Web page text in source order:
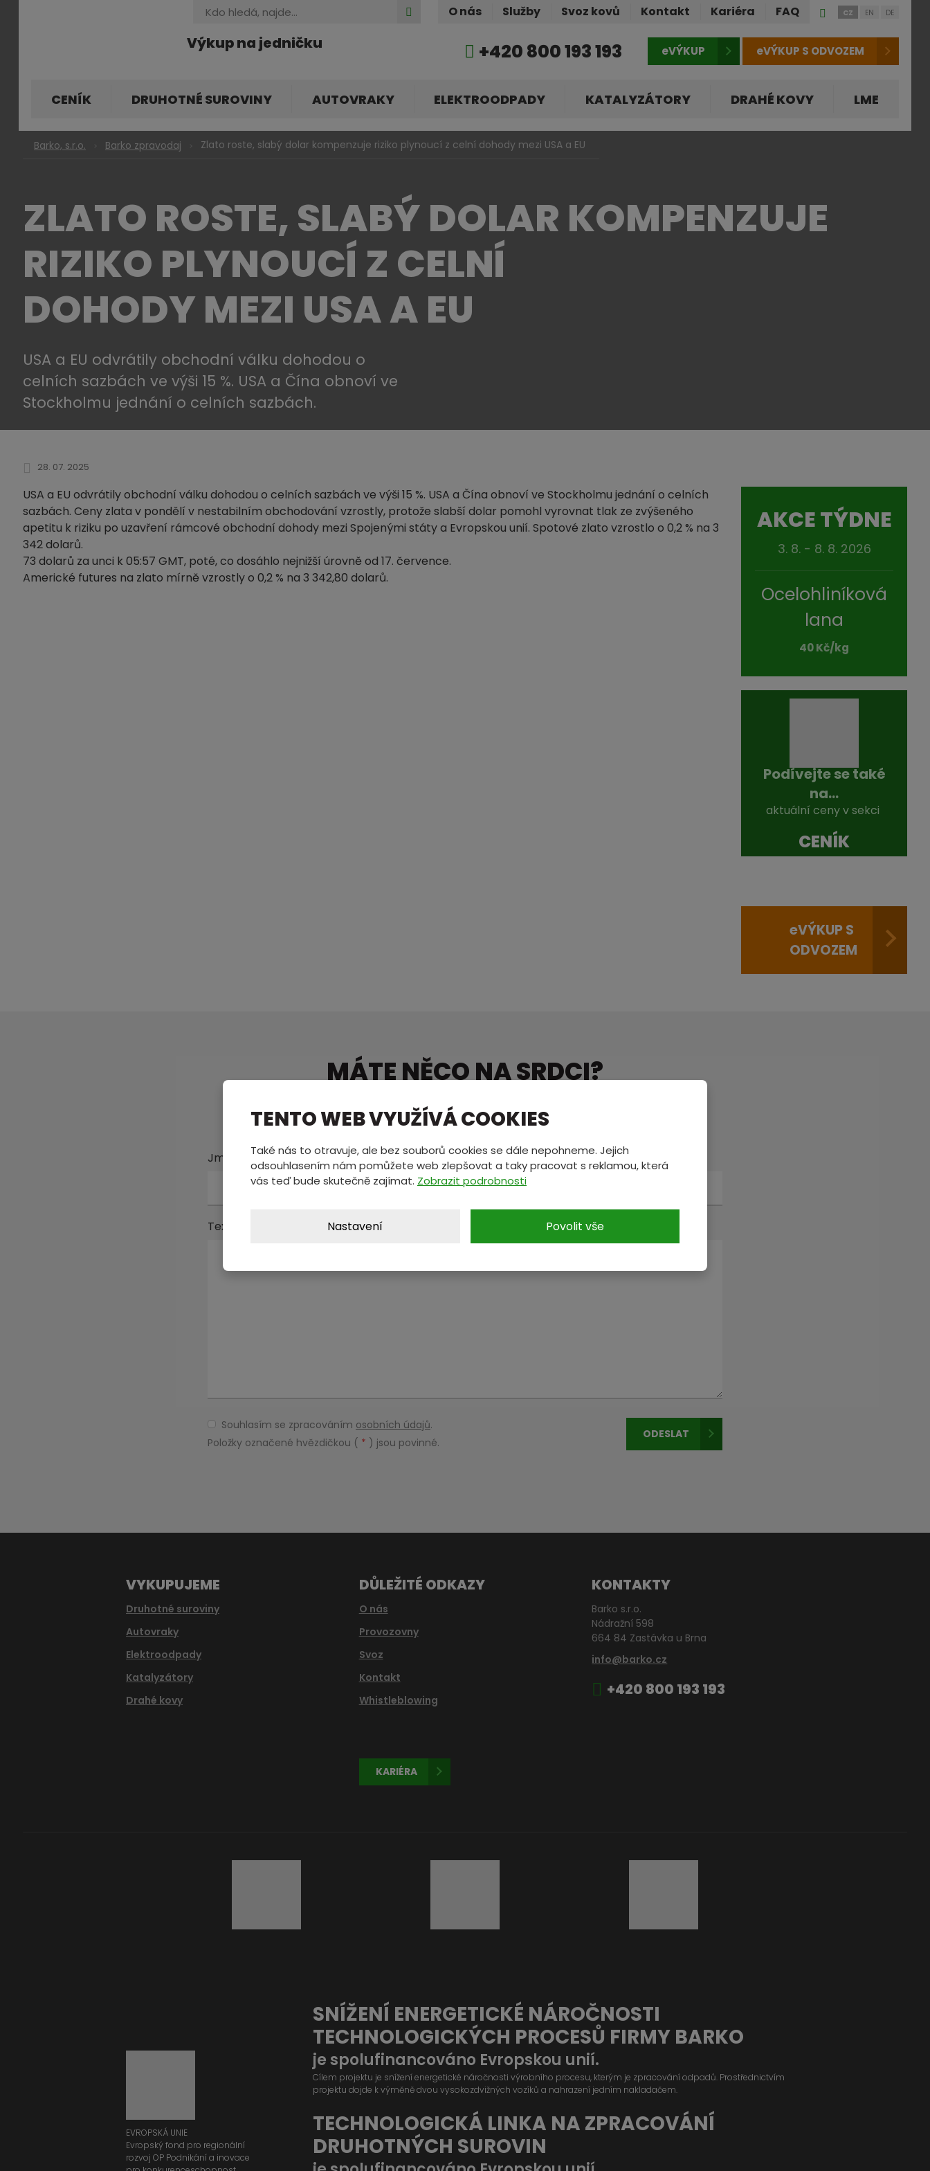
Výkup na jedničku +420 800 193 193
Vyhledávání Hledat O nás Služby Svoz kovů Kontakt Kariéra FAQ
eVÝKUP eVÝKUP S ODVOZEM
Přihlášení
klienstké
CZ EN DE
CENÍK DRUHOTNÉ SUROVINY AUTOVRAKY ELEKTROODPADY KATALYZÁTORY DRAHÉ KOVY LME
Barko, s.r.o. Barko zpravodaj Zlato roste, slabý dolar kompenzuje riziko plynoucí z celní dohody mezi USA a EU
ZLATO ROSTE, SLABÝ DOLAR KOMPENZUJE
RIZIKO PLYNOUCÍ Z CELNÍ
DOHODY MEZI USA A EU
USA a EU odvrátily obchodní válku dohodou o
celních sazbách ve výši 15 %. USA a Čína obnoví ve
Stockholmu jednání o celních sazbách.
28. 07. 2025
USA a EU odvrátily obchodní válku dohodou o celních sazbách ve výši 15 %. USA a Čína obnoví ve Stockholmu jednání o celních
sazbách. Ceny zlata v pondělí v nestabilním obchodování vzrostly, protože slabší dolar pomohl vyrovnat tlak ze zvýšeného
apetitu k riziku po uzavření rámcové obchodní dohody mezi Spojenými státy a Evropskou unií. Spotové zlato vzrostlo o 0,2 % na 3
342 dolarů.
73 dolarů za unci k 05:57 GMT, poté, co dosáhlo nejnižší úrovně od 17. července.
Americké futures na zlato mírně vzrostly o 0,2 % na 3 342,80 dolarů.
AKCE TÝDNE
3. 8. - 8. 8. 2026
Ocelohliníková
lana
40 Kč/kg
Podívejte se také
na...
aktuální ceny v sekci
CENÍK
eVÝKUP S
ODVOZEM
MÁTE NĚCO NA SRDCI?
Pošlete nám zprávu a my se vám ozveme.
Jméno a příjmení* E-mail *
Text zprávy
Souhlasím
se
zpracováním
Souhlasím se zpracováním osobních údajů.
Položky označené hvězdičkou ( * ) jsou povinné.
ODESLAT
VYKUPUJEME
Druhotné suroviny
Autovraky
Elektroodpady
Katalyzátory
Drahé kovy
DŮLEŽITÉ ODKAZY
O nás
Provozovny
Svoz
Kontakt
Whistleblowing
KARIÉRA
KONTAKTY
Barko s.r.o.
Nádražní 598
664 84 Zastávka u Brna
info@barko.cz
+420 800 193 193
EVROPSKÁ UNIE
Evropský fond pro regionální
rozvoj OP Podnikání a inovace
SNÍŽENÍ ENERGETICKÉ NÁROČNOSTI
TECHNOLOGICKÝCH PROCESŮ FIRMY BARKO
je spolufinancováno Evropskou unií.
Cílem projektu je snížení energetické náročnosti výrobního procesu, kterým je zpracování odpadů. Prostřednictvím
projektu dojde k výměně dvou vysokozdvižných vozíků a nahrazení jedním nakladačem.
TECHNOLOGICKÁ LINKA NA ZPRACOVÁNÍ
DRUHOTNÝCH SUROVIN
TENTO WEB VYUŽÍVÁ COOKIES
Také nás to otravuje, ale bez souborů cookies se dále nepohneme. Jejich
odsouhlasením nám pomůžete web zlepšovat a taky pracovat s reklamou, která
vás teď bude skutečně zajímat. Zobrazit podrobnosti
Nastavení Povolit vše